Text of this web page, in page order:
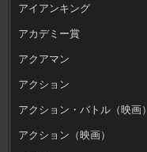
アイアンキング
アカデミー賞
アクアマン
アクション
アクション・バトル（映画）
アクション（映画）